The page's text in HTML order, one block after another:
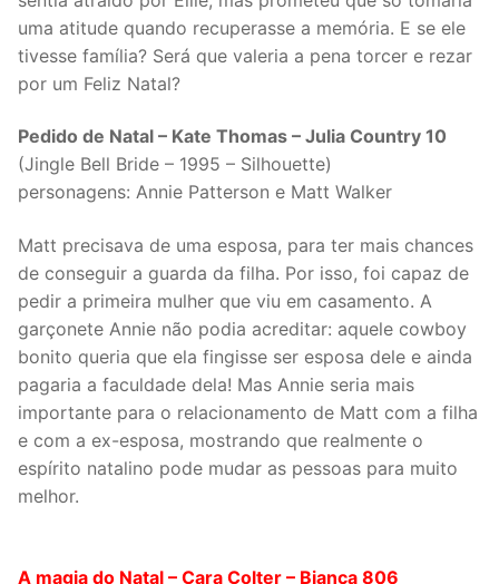
uma atitude quando recuperasse a memória. E se ele
tivesse família? Será que valeria a pena torcer e rezar
por um Feliz Natal?
Pedido de Natal – Kate Thomas – Julia Country 10
(Jingle Bell Bride – 1995 – Silhouette)
personagens: Annie Patterson e Matt Walker
Matt precisava de uma esposa, para ter mais chances
de conseguir a guarda da filha. Por isso, foi capaz de
pedir a primeira mulher que viu em casamento. A
garçonete Annie não podia acreditar: aquele cowboy
bonito queria que ela fingisse ser esposa dele e ainda
pagaria a faculdade dela! Mas Annie seria mais
importante para o relacionamento de Matt com a filha
e com a ex-esposa, mostrando que realmente o
espírito natalino pode mudar as pessoas para muito
melhor.
A magia do Natal – Cara Colter – Bianca 806